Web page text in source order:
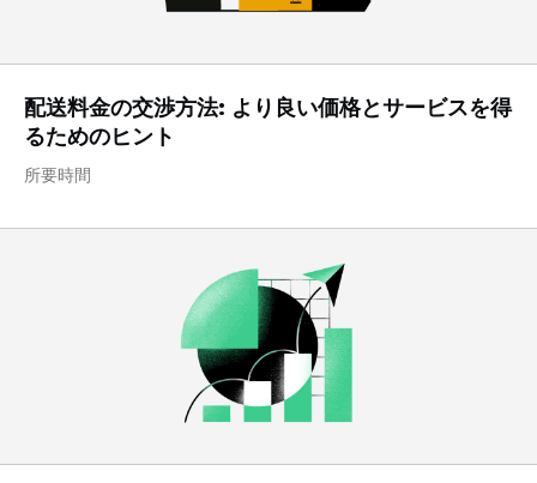
配送料金の交渉方法: より良い価格とサービスを得
るためのヒント
所要時間